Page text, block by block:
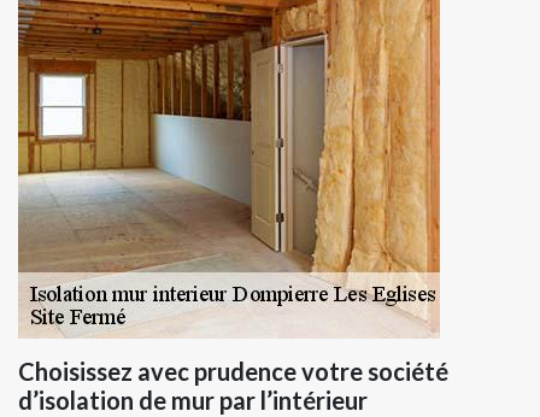
Choisissez avec prudence votre société
d’isolation de mur par l’intérieur